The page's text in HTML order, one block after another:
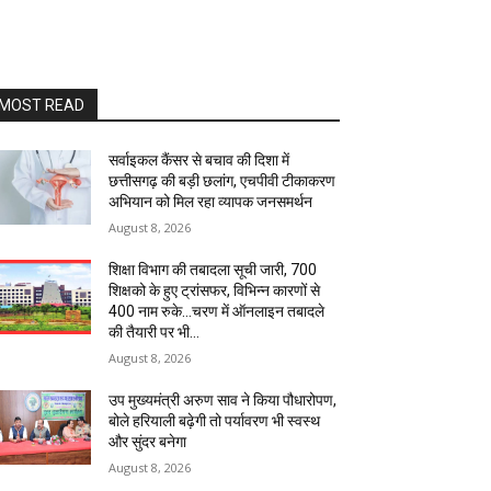
READ
सर्वाइकल कैंसर से बचाव की दिशा में
छत्तीसगढ़ की बड़ी छलांग, एचपीवी टीकाकरण
अभियान को मिल रहा व्यापक जनसमर्थन
August 8, 2026
शिक्षा विभाग की तबादला सूची जारी, 700
शिक्षको के हुए ट्रांसफर, विभिन्न कारणों से
400 नाम रुके…चरण में ऑनलाइन तबादले
की तैयारी पर भी...
August 8, 2026
उप मुख्यमंत्री अरुण साव ने किया पौधारोपण,
बोले हरियाली बढ़ेगी तो पर्यावरण भी स्वस्थ
और सुंदर बनेगा
August 8, 2026